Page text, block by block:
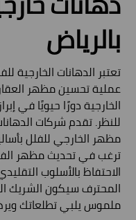
بالرياض
تعتبر الدهانات الخارجية
عملية تحسين مظهر
الخارجية دورًا حيويًا في
للنظر. تقدم شركات
مظهر الخارجي للفلل
ترغب في تحديث مظهر
الاحتفاظ بالأسلوب
المحترف سيكون الشريك
ملموس يلبي تطلعاتك